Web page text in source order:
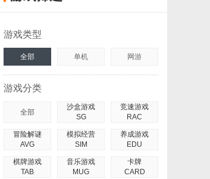
游戏类型
全部 单机 网游
游戏分类
全部
沙盒游戏
SG
竞速游戏
RAC
冒险解谜
AVG
模拟经营
SIM
养成游戏
EDU
棋牌游戏
TAB
音乐游戏
MUG
卡牌
CARD